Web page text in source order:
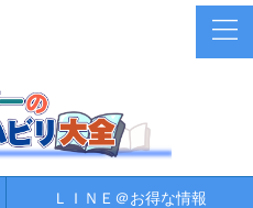
ＬＩＮＥ＠お得な情報